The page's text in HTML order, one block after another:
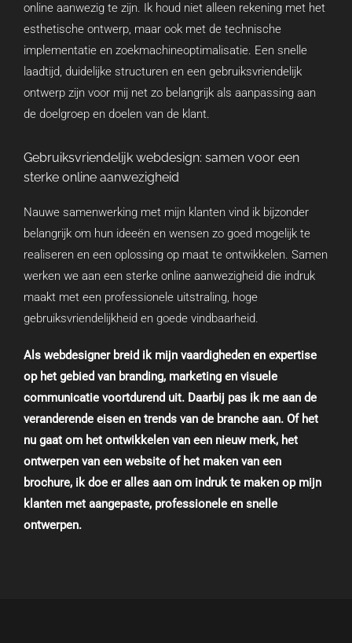
online aanwezig te zijn. Ik houd niet alleen rekening met het
esthetische ontwerp, maar ook met de technische
implementatie en zoekmachineoptimalisatie. Een snelle
laadtijd, duidelijke structuren en een gebruiksvriendelijk
ontwerp zijn voor mij net zo belangrijk als aanpassing aan
de doelgroep en doelen van de klant.
Gebruiksvriendelijk webdesign: samen voor een
sterke online aanwezigheid
Nauwe samenwerking met mijn klanten vind ik bijzonder
belangrijk om hun ideeën en wensen zo goed mogelijk te
realiseren en een oplossing op maat te ontwikkelen. Samen
werken we aan een sterke online aanwezigheid die indruk
maakt met een professionele uitstraling, hoge
gebruiksvriendelijkheid en goede vindbaarheid.
Als webdesigner breid ik mijn vaardigheden en expertise
op het gebied van branding, marketing en visuele
communicatie voortdurend uit. Daarbij pas ik me aan de
veranderende eisen en trends van de branche aan. Of het
nu gaat om het ontwikkelen van een nieuw merk, het
ontwerpen van een website of het maken van een
brochure, ik doe er alles aan om indruk te maken op mijn
klanten met aangepaste, professionele en snelle
ontwerpen.